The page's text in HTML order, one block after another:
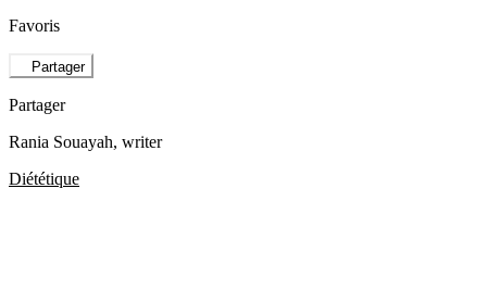
Favoris
Partager
Partager
Rania Souayah, writer
Diététique